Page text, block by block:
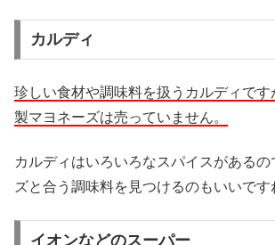
カルディ
珍しい食材や調味料を扱うカルディで
製マヨネーズは売っていません。
カルディはいろいろなスパイスがある
ズと合う調味料を見つけるのもいいです
イオンなどのスーパー